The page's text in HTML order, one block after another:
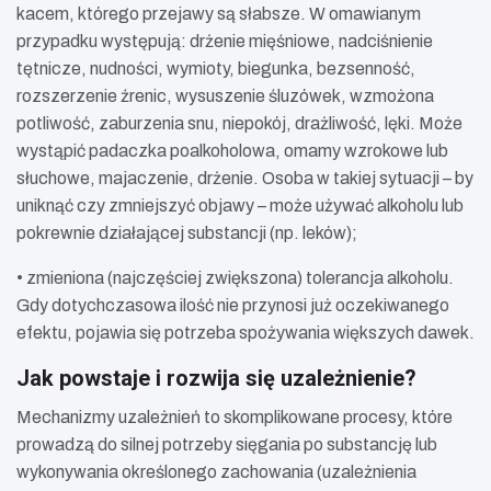
kacem, którego przejawy są słabsze. W omawianym
przypadku występują: drżenie mięśniowe, nadciśnienie
tętnicze, nudności, wymioty, biegunka, bezsenność,
rozszerzenie źrenic, wysuszenie śluzówek, wzmożona
potliwość, zaburzenia snu, niepokój, drażliwość, lęki. Może
wystąpić padaczka poalkoholowa, omamy wzrokowe lub
słuchowe, majaczenie, drżenie. Osoba w takiej sytuacji – by
uniknąć czy zmniejszyć objawy – może używać alkoholu lub
pokrewnie działającej substancji (np. leków);
• zmieniona (najczęściej zwiększona) tolerancja alkoholu.
Gdy dotychczasowa ilość nie przynosi już oczekiwanego
efektu, pojawia się potrzeba spożywania większych dawek.
Jak powstaje i rozwija się uzależnienie?
Mechanizmy uzależnień to skomplikowane procesy, które
prowadzą do silnej potrzeby sięgania po substancję lub
wykonywania określonego zachowania (uzależnienia